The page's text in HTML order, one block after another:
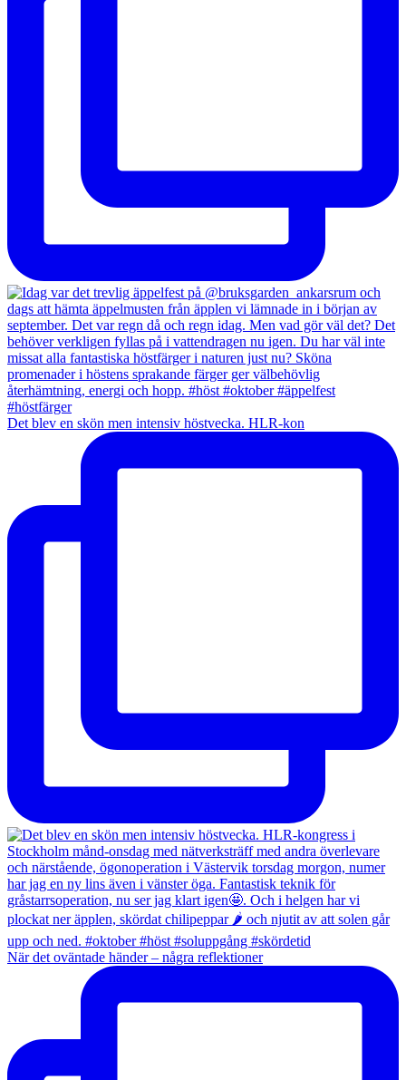
Det blev en skön men intensiv höstvecka. HLR-kon
När det oväntade händer – några reflektioner